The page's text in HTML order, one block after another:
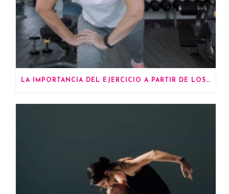
LA IMPORTANCIA DEL EJERCICIO A PARTIR DE LOS 60 AÑOS